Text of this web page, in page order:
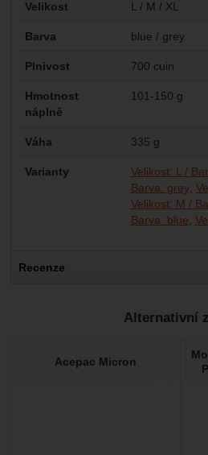
Velikost L / M / XL
Barva blue / grey
Plnivost 700 cuin
Hmotnost
náplně
101-150 g
Váha 335 g
Varianty Velikost: L /
Barva: grey
Velikost: M /
Barva: blue
Recenze
Nebyla přidána
Alternativní
Acepac Micron